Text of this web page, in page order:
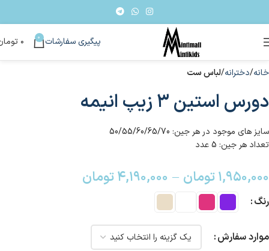
پیگیری سفارشات 0 ۰
خانه دخترانه لباس ست
دورس استین ۳ زیپ انیمه
سایز های موجود در هر جین: 50/55/60/65/70
تعداد هر جین: 5 عدد
۱,۹۵۰,۰۰۰تومان – ۴,۱۹۰,۰۰۰تومان
رنگ
موارد سفارش